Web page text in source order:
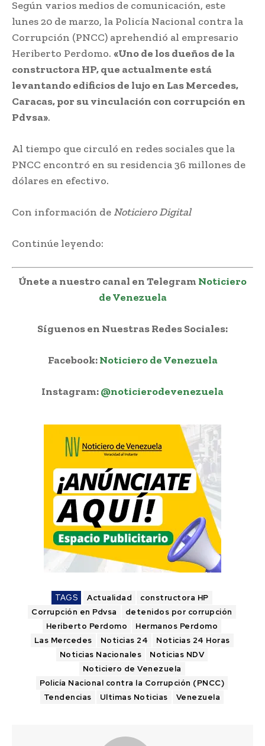
Según varios medios de comunicación, este
lunes 20 de marzo, la Policía Nacional contra la
Corrupción (PNCC) aprehendió al empresario
Heriberto Perdomo. «Uno de los dueños de la
constructora HP, que actualmente está
levantando edificios de lujo en Las Mercedes,
Caracas, por su vinculación con corrupción en
Pdvsa».
Al tiempo que circuló en redes sociales que la
PNCC encontró en su residencia 36 millones de
dólares en efectivo.
Con información de Noticiero Digital
Continúe leyendo:
Únete a nuestro canal en Telegram Noticiero
de Venezuela
Síguenos en Nuestras Redes Sociales:
Facebook:Noticiero de Venezuela
Instagram:@noticierodevenezuela
TAGS Actualidad
constructora HP
Corrupción en Pdvsa
detenidos por corrupción
Heriberto Perdomo
Hermanos Perdomo
Las Mercedes
Noticias 24
Noticias 24 Horas
Noticias Nacionales
Noticias NDV
Noticiero de Venezuela
Policía Nacional contra la Corrupción (PNCC)
Tendencias
Ultimas Noticias Venezuela